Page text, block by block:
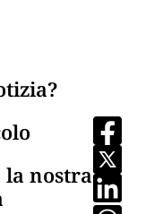
la nostra